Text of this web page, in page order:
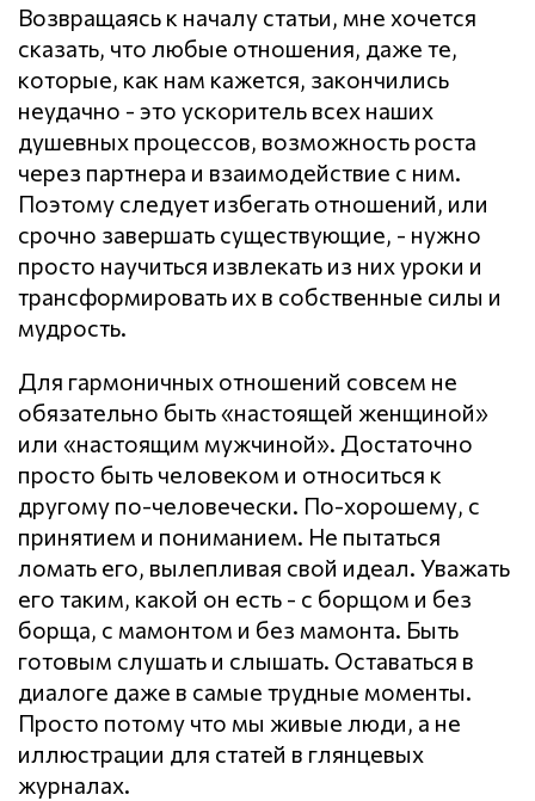
Возвращаясь к началу статьи, мне хочется
сказать, что любые отношения, даже те,
которые, как нам кажется, закончились
неудачно - это ускоритель всех наших
душевных процессов, возможность роста
через партнера и взаимодействие с ним.
Поэтому следует избегать отношений, или
срочно завершать существующие, - нужно
просто научиться извлекать из них уроки и
трансформировать их в собственные силы и
мудрость.
Для гармоничных отношений совсем не
обязательно быть «настоящей женщиной»
или «настоящим мужчиной». Достаточно
просто быть человеком и относиться к
другому по-человечески. По-хорошему, с
принятием и пониманием. Не пытаться
ломать его, вылепливая свой идеал. Уважать
его таким, какой он есть - с борщом и без
борща, с мамонтом и без мамонта. Быть
готовым слушать и слышать. Оставаться в
диалоге даже в самые трудные моменты.
Просто потому что мы живые люди, а не
иллюстрации для статей в глянцевых
журналах.